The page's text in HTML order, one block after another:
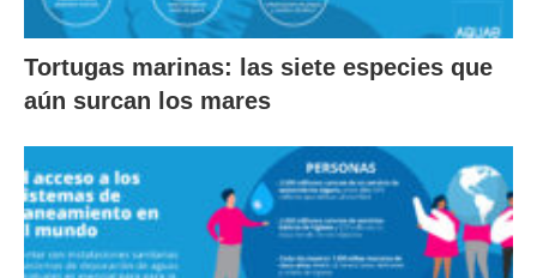
Tortugas marinas: las siete especies que
aún surcan los mares